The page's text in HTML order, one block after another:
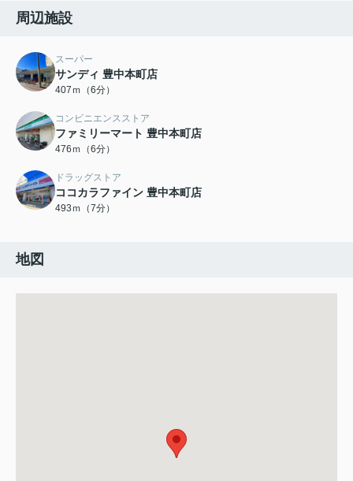
周辺施設
スーパー
サンディ 豊中本町店
407ｍ（6分）
コンビニエンスストア
ファミリーマート 豊中本町店
476ｍ（6分）
ドラッグストア
ココカラファイン 豊中本町店
493ｍ（7分）
地図